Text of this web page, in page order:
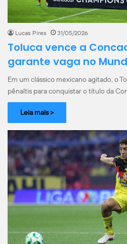
Lucas Pires 31/05/2026
Toluca vence a
garante vaga no
Em um clássico mexicano agitado, o
pênaltis para conquistar o título da
Leia mais >